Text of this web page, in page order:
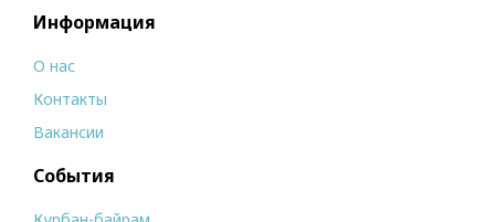
Информация
О нас
Контакты
Вакансии
События